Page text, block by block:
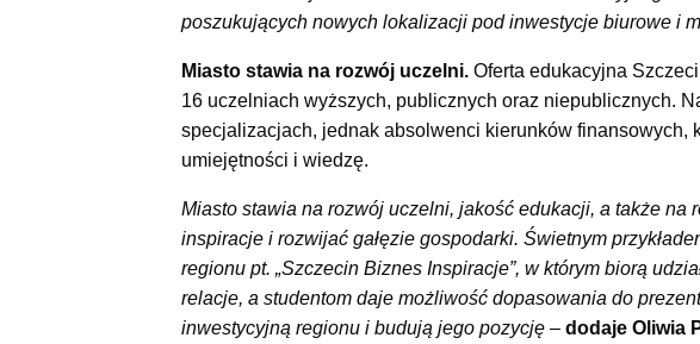
poszukujących nowych lokalizacji pod inwestycje biurowe i
Miasto stawia na rozwój uczelni. Oferta edukacyjna
16 uczelniach wyższych, publicznych oraz niepublicznych.
specjalizacjach, jednak absolwenci kierunków
umiejętności i wiedzę.
Miasto stawia na rozwój uczelni, jakość edukacji, a także na
inspiracje i rozwijać gałęzie gospodarki. Świetnym
regionu pt. „Szczecin Biznes Inspiracje”, w którym biorą
relacje, a studentom daje możliwość dopasowania do
inwestycyjną regionu i budują jego pozycję – dodaje Oliwia